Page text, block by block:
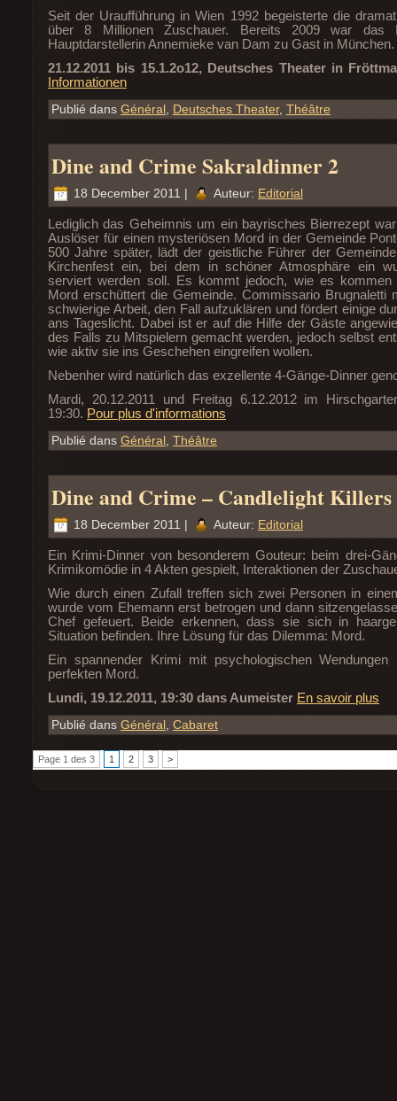
Seit der Uraufführung in Wien 1992 begeisterte die
über 8 Millionen Zuschauer. Bereits 2009 war das
Hauptdarstellerin Annemieke van Dam zu Gast in München.
21.12.2011 bis 15.1.2o12, Deutsches Theater in
Informationen
Publié dans Général Deutsches Theater, Théâtre
Dine and Crime Sakraldinner 2
18 December 2011 | Auteur: Editorial
Lediglich das Geheimnis um ein bayrisches Bierrezept
Auslöser für einen mysteriösen Mord in der Gemeinde
500 Jahre später, lädt der geistliche Führer der
Kirchenfest ein, bei dem in schöner Atmosphäre ein
serviert werden soll. Es kommt jedoch, wie es kommen
Mord erschüttert die Gemeinde. Commissario Brugnaletti
schwierige Arbeit, den Fall aufzuklären und fördert einige
ans Tageslicht. Dabei ist er auf die Hilfe der Gäste
des Falls zu Mitspielern gemacht werden, jedoch selbst
wie aktiv sie ins Geschehen eingreifen wollen.
Nebenher wird natürlich das exzellente 4-Gänge-Dinner
Mardi, 20.12.2011 und Freitag 6.12.2012 im
19:30. Pour plus d'informations
Publié dans Général Théâtre
Dine and Crime – Candlelight Killers
18 December 2011 | Auteur: Editorial
Ein Krimi-Dinner von besonderem Gouteur: beim drei-
Krimikomödie in 4 Akten gespielt, Interaktionen der
Wie durch einen Zufall treffen sich zwei Personen in
wurde vom Ehemann erst betrogen und dann
Chef gefeuert. Beide erkennen, dass sie sich in
Situation befinden. Ihre Lösung für das Dilemma: Mord.
Ein spannender Krimi mit psychologischen
perfekten Mord.
Lundi, 19.12.2011, 19:30 dans Aumeister En savoir plus
Publié dans Général Cabaret
Page 1 des 3 1 2 3 >